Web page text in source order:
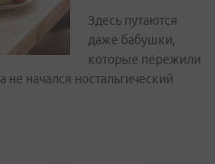
Здесь путаются
даже бабушки,
которые пережили
не начался ностальгический